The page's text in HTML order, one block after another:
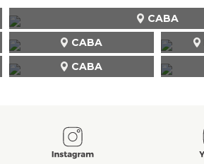
CABA
CABA
CABA